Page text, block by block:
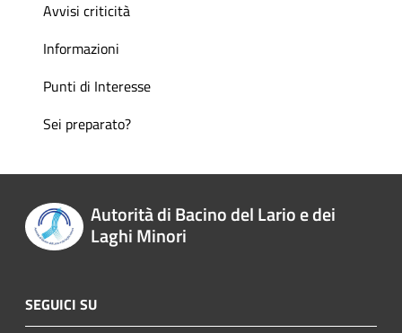
Avvisi criticità
Informazioni
Punti di Interesse
Sei preparato?
Autorità di Bacino del Lario e dei
Laghi Minori
SEGUICI SU